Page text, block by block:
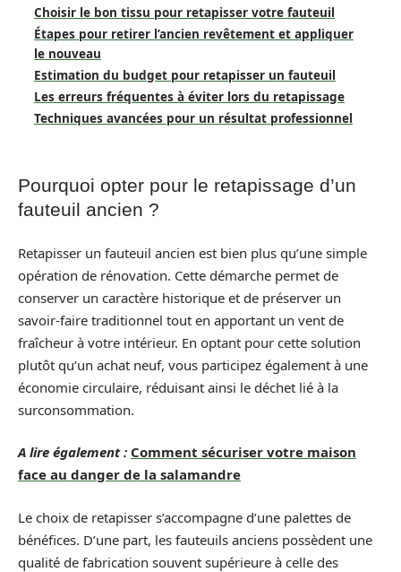
Choisir le bon tissu pour retapisser votre fauteuil
Étapes pour retirer l’ancien revêtement et appliquer
le nouveau
Estimation du budget pour retapisser un fauteuil
Les erreurs fréquentes à éviter lors du retapissage
Techniques avancées pour un résultat professionnel
Pourquoi opter pour le retapissage d’un
fauteuil ancien ?
Retapisser un fauteuil ancien est bien plus qu’une simple
opération de rénovation. Cette démarche permet de
conserver un caractère historique et de préserver un
savoir-faire traditionnel tout en apportant un vent de
fraîcheur à votre intérieur. En optant pour cette solution
plutôt qu’un achat neuf, vous participez également à une
économie circulaire, réduisant ainsi le déchet lié à la
surconsommation.
A lire également : Comment sécuriser votre maison
face au danger de la salamandre
Le choix de retapisser s’accompagne d’une palettes de
bénéfices. D’une part, les fauteuils anciens possèdent une
qualité de fabrication souvent supérieure à celle des